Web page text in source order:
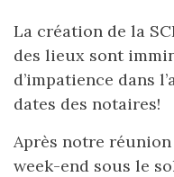
La création de la
des lieux sont
d’impatience dans
dates des notaires!
Après notre
week-end sous le